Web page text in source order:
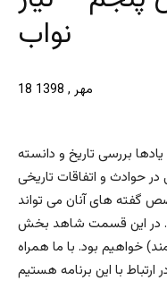
نواب
18 مهر , 1398
بررسی تاریخ و دانسته
حوادث و اتفاقات تاریخی
گفته های آنان می تواند
در این قسمت شاهد بخش
خواهیم بود. با ما همراه